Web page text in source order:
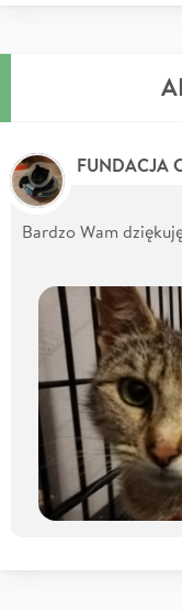
Bardzo Wam